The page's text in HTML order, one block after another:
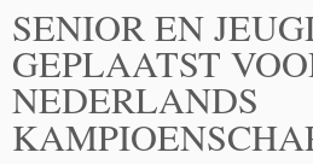
SENIOR EN
GEPLAATST
NEDERLANDS